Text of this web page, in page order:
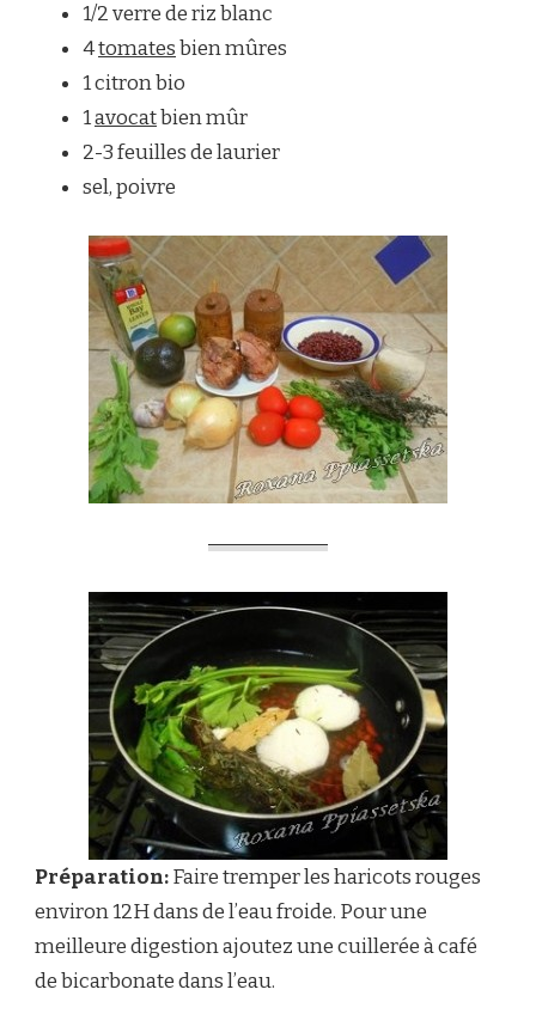
1/2 verre de riz blanc
4tomatesbien mûres
1 citron bio
1avocatbien mûr
2-3 feuilles de laurier
sel, poivre
Préparation:Faire tremper les haricots rouges
environ 12H dans de l’eau froide. Pour une
meilleure digestion ajoutez une cuillerée à café
de bicarbonate dans l’eau.